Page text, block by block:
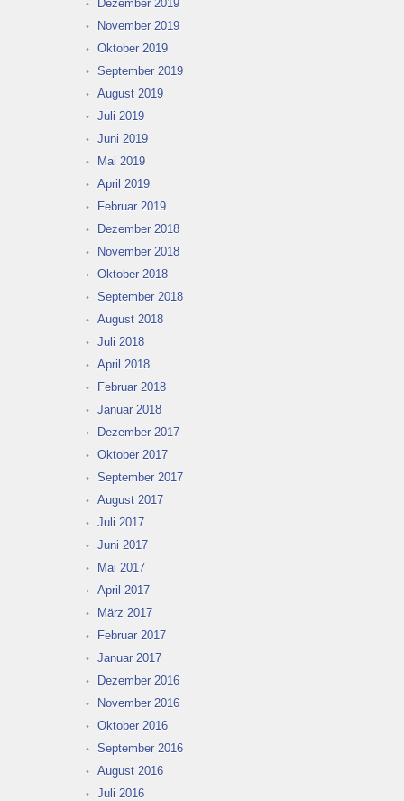
Dezember 2019
November 2019
Oktober 2019
September 2019
August 2019
Juli 2019
Juni 2019
Mai 2019
April 2019
Februar 2019
Dezember 2018
November 2018
Oktober 2018
September 2018
August 2018
Juli 2018
April 2018
Februar 2018
Januar 2018
Dezember 2017
Oktober 2017
September 2017
August 2017
Juli 2017
Juni 2017
Mai 2017
April 2017
März 2017
Februar 2017
Januar 2017
Dezember 2016
November 2016
Oktober 2016
September 2016
August 2016
Juli 2016